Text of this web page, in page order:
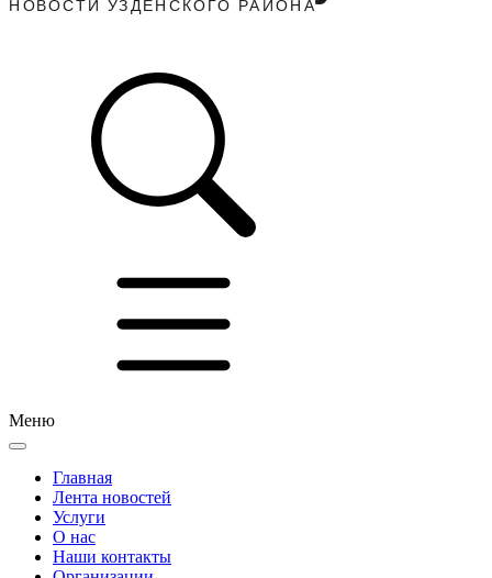
Меню
Главная
Лента новостей
Услуги
О нас
Наши контакты